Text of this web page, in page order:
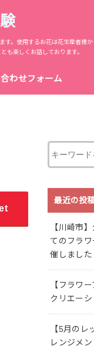
す。使用するお花は花生産者様か
も楽しくお話しております。
わせフォーム
最近の投
【川崎市
てのフラ
催しました
【フラワ
クリエー
【5月のレ
レンジメ